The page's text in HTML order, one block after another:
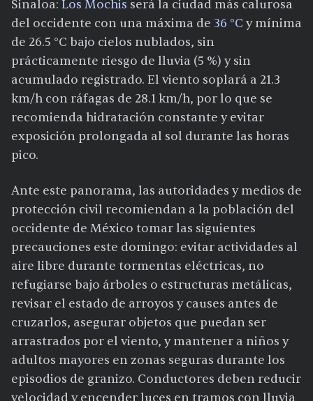
Sinaloa: Los Mochis será la ciudad más calurosa
del occidente con una máxima de 36 °C y mínima
de 26.5 °C bajo cielos nublados, sin
prácticamente riesgo de lluvia (5 %) y sin
acumulado registrado. El viento soplará a 21.3
km/h con ráfagas de 28.1 km/h, por lo que se
recomienda hidratación constante y evitar
exposición prolongada al sol durante las horas
pico.
Ante este panorama, las autoridades y medios de
protección civil recomiendan a la población del
occidente de México tomar las siguientes
precauciones este domingo: evitar actividades al
aire libre durante tormentas eléctricas, no
refugiarse bajo árboles o estructuras metálicas,
revisar el estado de arroyos y causes antes de
cruzarlos, asegurar objetos que puedan ser
arrastrados por el viento, y mantener a niños y
adultos mayores en zonas seguras durante los
episodios de granizo. Conductores deben reducir
velocidad y encender luces en tramos con lluvia